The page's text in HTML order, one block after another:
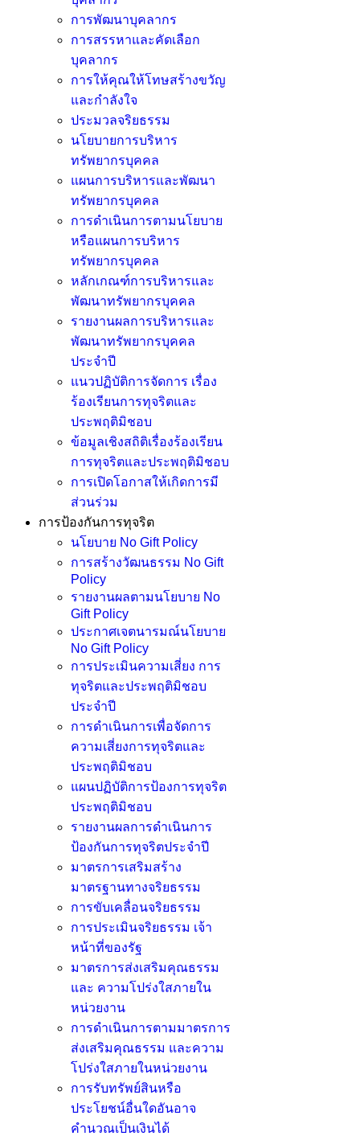
การพัฒนาบุคลากร
การสรรหาและคัดเลือก
บุคลากร
การให้คุณให้โทษสร้างขวัญ
และกำลังใจ
ประมวลจริยธรรม
นโยบายการบริหาร
ทรัพยากรบุคคล
แผนการบริหารและพัฒนา
ทรัพยากรบุคคล
การดำเนินการตามนโยบาย
หรือแผนการบริหาร
ทรัพยากรบุคคล
หลักเกณฑ์การบริหารและ
พัฒนาทรัพยากรบุคคล
รายงานผลการบริหารและ
พัฒนาทรัพยากรบุคคล
ประจำปี
แนวปฏิบัติการจัดการ เรื่อง
ร้องเรียนการทุจริตและ
ประพฤติมิชอบ
ข้อมูลเชิงสถิติเรื่องร้องเรียน
การทุจริตและประพฤติมิชอบ
การเปิดโอกาสให้เกิดการมี
ส่วนร่วม
การป้องกันการทุจริต
นโยบาย No Gift Policy
การสร้างวัฒนธรรม No Gift
Policy
รายงานผลตามนโยบาย No
Gift Policy
ประกาศเจตนารมณ์นโยบาย
No Gift Policy
การประเมินความเสี่ยง การ
ทุจริตและประพฤติมิชอบ
ประจำปี
การดำเนินการเพื่อจัดการ
ความเสี่ยงการทุจริตและ
ประพฤติมิชอบ
แผนปฏิบัติการป้องการทุจริต
ประพฤติมิชอบ
รายงานผลการดำเนินการ
ป้องกันการทุจริตประจำปี
มาตรการเสริมสร้าง
มาตรฐานทางจริยธรรม
การขับเคลื่อนจริยธรรม
การประเมินจริยธรรม เจ้า
หน้าที่ของรัฐ
มาตรการส่งเสริมคุณธรรม
และ ความโปร่งใสภายใน
หน่วยงาน
การดำเนินการตามมาตรการ
ส่งเสริมคุณธรรม และความ
โปร่งใสภายในหน่วยงาน
การรับทรัพย์สินหรือ
ประโยชน์อื่นใดอันอาจ
คำนวณเป็นเงินได้